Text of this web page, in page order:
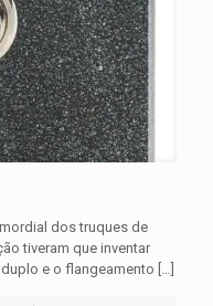
dos truques de
tiveram que inventar
e o flangeamento […]